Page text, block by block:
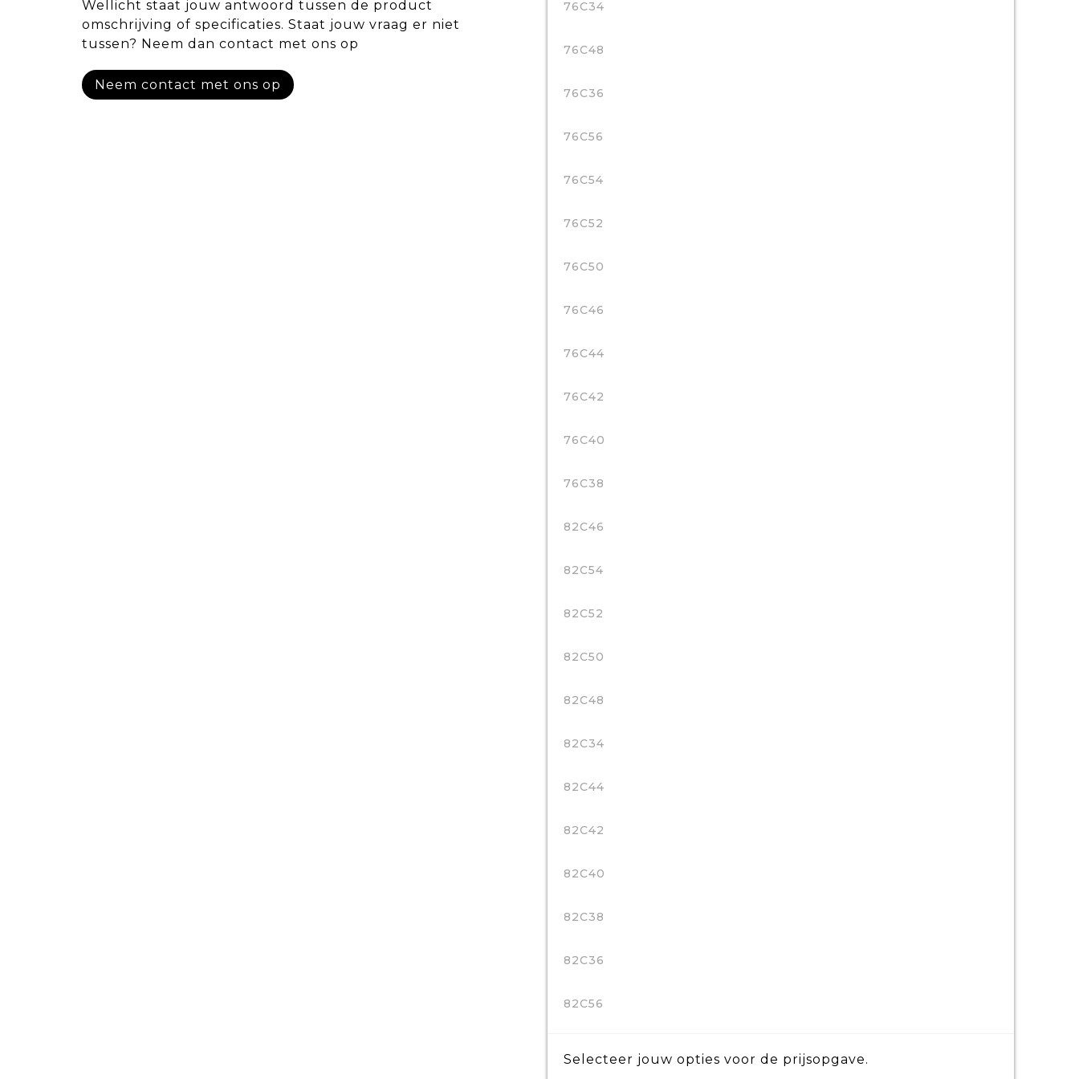
Wellicht staat jouw antwoord tussen de product
omschrijving of specificaties. Staat jouw vraag er niet
tussen? Neem dan contact met ons op
Neem contact met ons op
76C34
76C48
76C36
76C56
76C54
76C52
76C50
76C46
76C44
76C42
76C40
76C38
82C46
82C54
82C52
82C50
82C48
82C34
82C44
82C42
82C40
82C38
82C36
82C56
Selecteer jouw opties voor de prijsopgave.